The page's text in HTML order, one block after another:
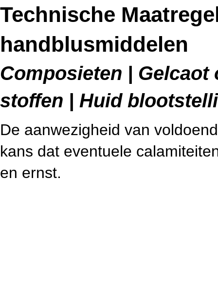
Technische
handblusmiddelen
Composieten |
stoffen | Huid
De aanwezigheid van
kans dat eventuele
en ernst.